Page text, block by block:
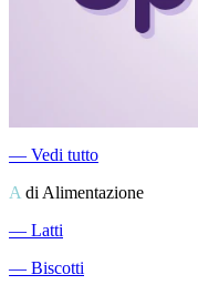
― Vedi tutto
A di Alimentazione
― Latti
― Biscotti